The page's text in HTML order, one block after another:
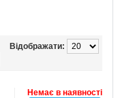
Відображати:
Немає в наявності